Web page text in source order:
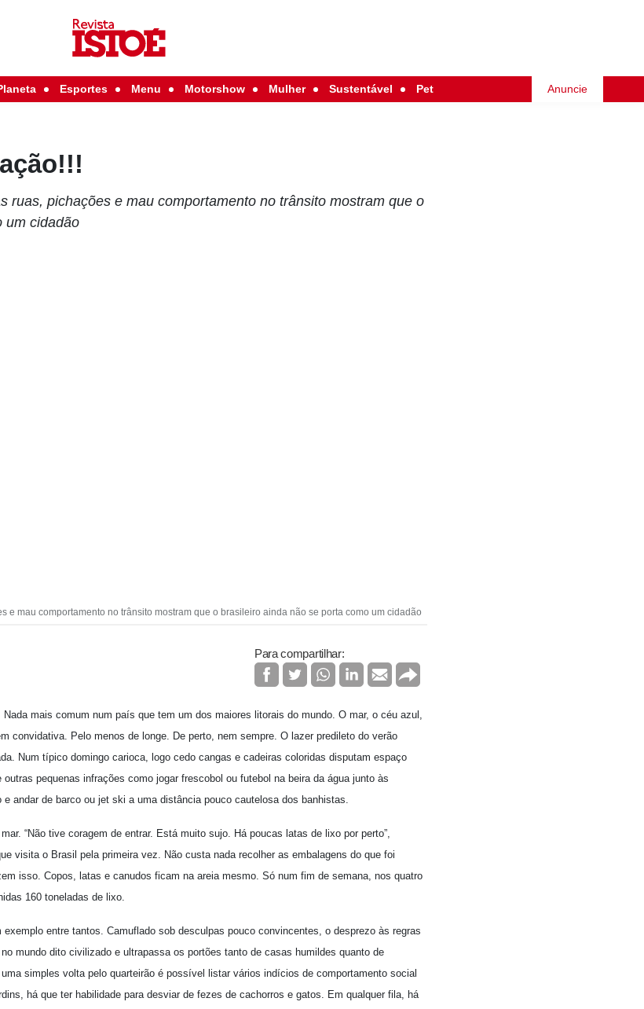
Esportes Menu Motorshow Mulher Sustentável Pet Anuncie
ruas, pichações e mau comportamento no trânsito mostram que o
um cidadão
e mau comportamento no trânsito mostram que o brasileiro ainda não se porta como um cidadão
Para compartilhar:
mais comum num país que tem um dos maiores litorais do mundo. O mar, o céu azul,
convidativa. Pelo menos de longe. De perto, nem sempre. O lazer predileto do verão
Num típico domingo carioca, logo cedo cangas e cadeiras coloridas disputam espaço
pequenas infrações como jogar frescobol ou futebol na beira da água junto às
andar de barco ou jet ski a uma distância pouco cautelosa dos banhistas.
“Não tive coragem de entrar. Está muito sujo. Há poucas latas de lixo por perto”,
visita o Brasil pela primeira vez. Não custa nada recolher as embalagens do que foi
isso. Copos, latas e canudos ficam na areia mesmo. Só num fim de semana, nos quatro
160 toneladas de lixo.
entre tantos. Camuflado sob desculpas pouco convincentes, o desprezo às regras
mundo dito civilizado e ultrapassa os portões tanto de casas humildes quanto de
simples volta pelo quarteirão é possível listar vários indícios de comportamento social
há que ter habilidade para desviar de fezes de cachorros e gatos. Em qualquer fila, há